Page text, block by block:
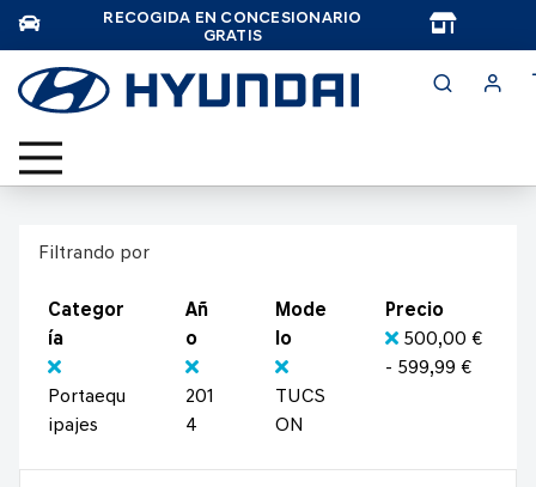
RECOGIDA EN CONCESIONARIO
GRATIS
Filtrando por
Categor
ía
Portaequ
ipajes
Añ
o
201
4
Mode
lo
TUCS
ON
Precio
500,00 €
- 599,99 €